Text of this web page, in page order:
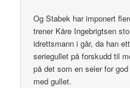
Og Stabek har imponert
trener Kåre Ingebrigtsen
idrettsmann i går, da han
seriegullet på forskudd til
på det som en seier for
med gullet.